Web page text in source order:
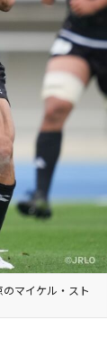
マイケル・スト